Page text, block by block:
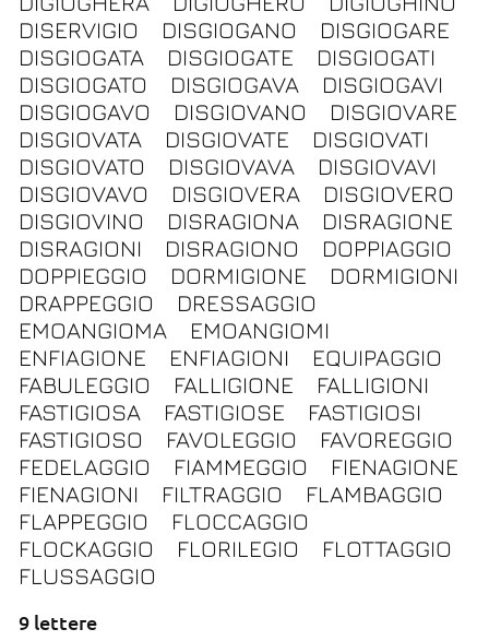
DISERVIGIO
DISGIOGANO
DISGIOGARE
DISGIOGATA
DISGIOGATE
DISGIOGATI
DISGIOGATO
DISGIOGAVA
DISGIOGAVI
DISGIOGAVO
DISGIOVANO
DISGIOVARE
DISGIOVATA
DISGIOVATE
DISGIOVATI
DISGIOVATO
DISGIOVAVA
DISGIOVAVI
DISGIOVAVO
DISGIOVERA
DISGIOVERO
DISGIOVINO
DISRAGIONA
DISRAGIONE
DISRAGIONI
DISRAGIONO
DOPPIAGGIO
DOPPIEGGIO
DORMIGIONE
DORMIGIONI
DRAPPEGGIO
DRESSAGGIO
EMOANGIOMA
EMOANGIOMI
ENFIAGIONE
ENFIAGIONI
EQUIPAGGIO
FABULEGGIO
FALLIGIONE
FALLIGIONI
FASTIGIOSA
FASTIGIOSE
FASTIGIOSI
FASTIGIOSO
FAVOLEGGIO
FAVOREGGIO
FEDELAGGIO
FIAMMEGGIO
FIENAGIONE
FIENAGIONI
FILTRAGGIO
FLAMBAGGIO
FLAPPEGGIO
FLOCCAGGIO
FLOCKAGGIO
FLORILEGIO
FLOTTAGGIO
FLUSSAGGIO
9 lettere